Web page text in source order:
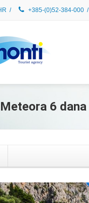
/ +385-(0)52-384-000 /
6 dana